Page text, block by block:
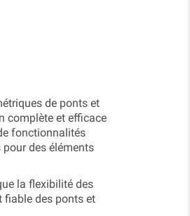
de ponts et
complète et efficace
fonctionnalités
des éléments
la flexibilité des
fiable des ponts et